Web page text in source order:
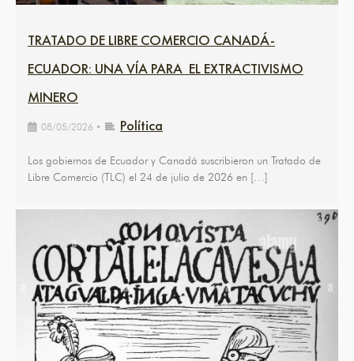
TRATADO DE LIBRE COMERCIO CANADÁ-
ECUADOR: UNA VÍA PARA EL EXTRACTIVISMO
MINERO
08/05/2026 • Política
Los gobiernos de Ecuador y Canadá suscribieron un Tratado de
Libre Comercio (TLC) el 24 de julio de 2026 en […]